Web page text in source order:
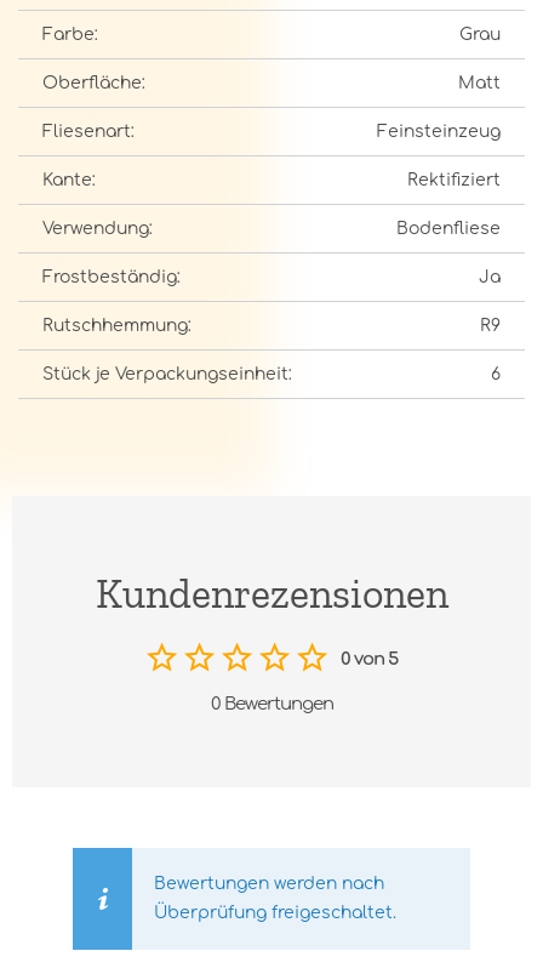
Farbe: Grau
Oberfläche: Matt
Fliesenart: Feinsteinzeug
Kante: Rektifiziert
Verwendung: Bodenfliese
Frostbeständig: Ja
Rutschhemmung: R9
Stück je Verpackungseinheit: 6
Kundenrezensionen
0 von 5
0 Bewertungen
Bewertungen werden nach
Überprüfung freigeschaltet.